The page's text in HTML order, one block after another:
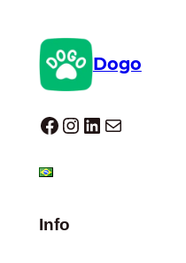
Dogo
Dogo facebook InstagramLinkedIn Correo electrónico
Info